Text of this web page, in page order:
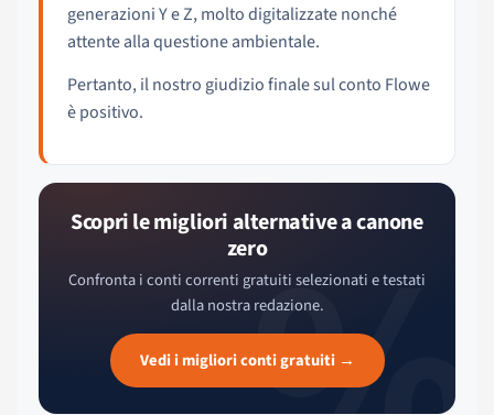
generazioni Y e Z, molto digitalizzate nonché
attente alla questione ambientale.
Pertanto, il nostro giudizio finale sul conto Flowe
è positivo.
Scopri le migliori alternative a canone
zero
Confronta i conti correnti gratuiti selezionati e testati
dalla nostra redazione.
Vedi i migliori conti gratuiti →